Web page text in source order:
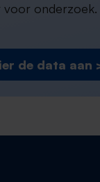
voor onderzoek.
de data aan